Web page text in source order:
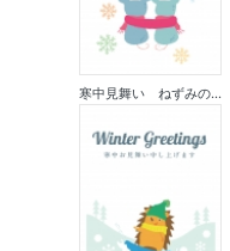
寒中見舞い ねずみの...